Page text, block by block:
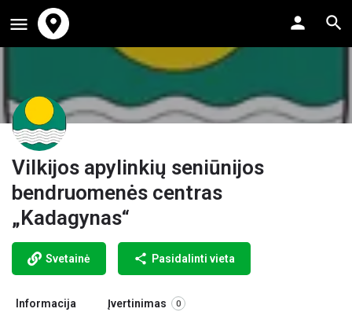
Vilkijos apylinkių seniūnijos
bendruomenės centras
„Kadagynas“
Svetainė Pasidalinti vieta
Informacija Įvertinimas 0